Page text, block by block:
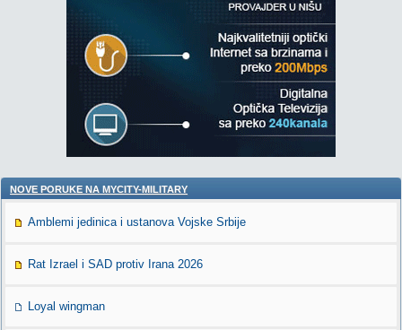
NOVE PORUKE NA MYCITY-MILITARY
Amblemi jedinica i ustanova Vojske Srbije
Rat Izrael i SAD protiv Irana 2026
Loyal wingman